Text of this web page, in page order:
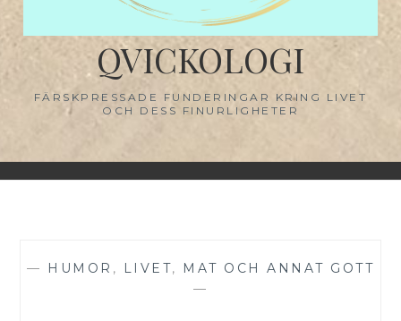
QVICKOLOGI
FÄRSKPRESSADE FUNDERINGAR KRING LIVET
OCH DESS FINURLIGHETER
— HUMOR , LIVET,
MAT OCH ANNAT GOTT
—